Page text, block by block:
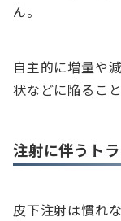
ん。
自主的に増量や
状などに陥るこ
注射に伴うト
皮下注射は慣れ